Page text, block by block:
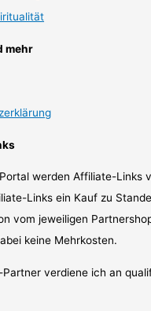
mehr
werden Affiliate-Links
Links ein Kauf zu
vom jeweiligen
keine Mehrkosten.
Partner verdiene ich an